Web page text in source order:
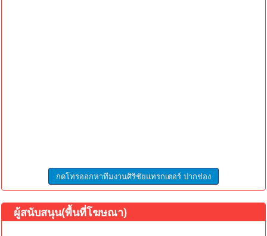
กดโทรออกหาทีมงานศิริชัยแทรกเตอร์ ปากช่อง
ผู้สนับสนุน(พื้นที่โฆษณา)